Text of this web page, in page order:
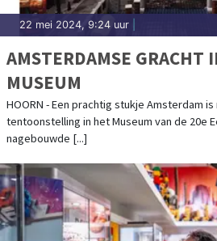
22 mei 2024, 9:24 uur
AMSTERDAMSE GRACHT
MUSEUM
HOORN - Een prachtig stukje Amsterdam is
tentoonstelling in het Museum van de 20e
nagebouwde [...]